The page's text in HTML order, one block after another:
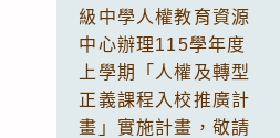
級中學人權教育資源
中心辦理115學年度
上學期「人權及轉型
正義課程入校推廣計
畫」實施計畫，敬請